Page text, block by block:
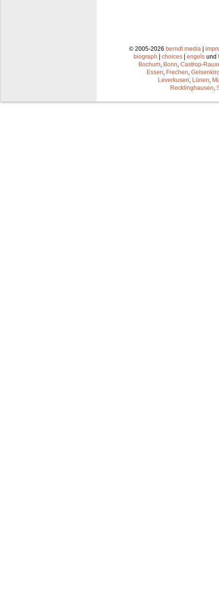
© 2005-2026 berndt media |
biograph | choices | engels und
Bochum Bonn Castrop-
Essen Frechen
Leverkusen Lünen
Recklinghausen